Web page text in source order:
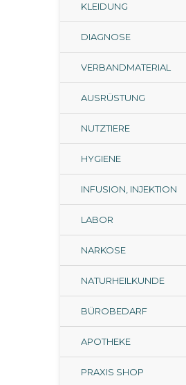
KLEIDUNG
DIAGNOSE
VERBANDMATERIAL
AUSRÜSTUNG
NUTZTIERE
HYGIENE
INFUSION, INJEKTION
LABOR
NARKOSE
NATURHEILKUNDE
BÜROBEDARF
APOTHEKE
PRAXIS SHOP